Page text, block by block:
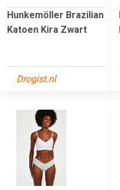
Hunkemöller Brazilian
Katoen Kira Zwart
Drogist.nl